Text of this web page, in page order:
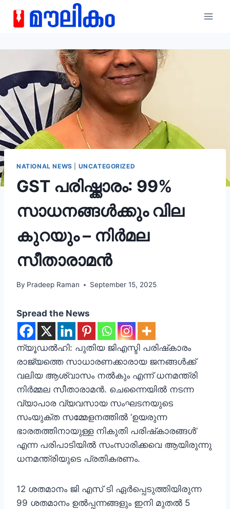
NATIONAL NEWS UNCATEGORIZED
GST പരിഷ്ക്കാരം: 99%
സാധനങ്ങൾക്കും വില
കുറയും – നിർമല
സീതാരാമൻ
By Pradeep Raman September 15, 2025
Spread the News
ന്യൂഡല്‍ഹി: പുതിയ ജിഎസ്ടി പരിഷ്‌കാരം
രാജ്യത്തെ സാധാരണക്കാരായ ജനങ്ങള്‍ക്ക്
വലിയ ആശ്വാസം നല്‍കും എന്ന് ധനമന്ത്രി
നിര്‍മ്മല സീതാരാമന്‍. ചെന്നൈയില്‍ നടന്ന
വ്യാപാര വ്യവസായ സംഘടനയുടെ
സംയുക്ത സമ്മേളനത്തില്‍ ‘ഉയരുന്ന
ഭാരതത്തിനായുള്ള നികുതി പരിഷ്‌കാരങ്ങള്‍’
എന്ന പരിപാടിയില്‍ സംസാരിക്കവെ ആയിരുന്നു
ധനമന്ത്രിയുടെ പ്രതികരണം.
12 ശതമാനം ജി എസ് ടി ഏര്‍പ്പെടുത്തിയിരുന്ന
99 ശതമാനം ഉല്‍പ്പന്നങ്ങളും ഇനി മുതല്‍ 5